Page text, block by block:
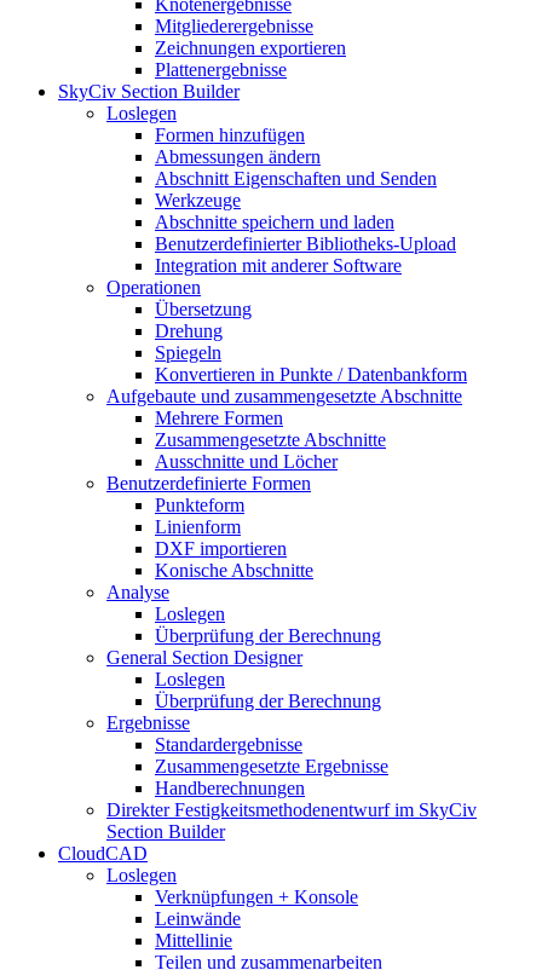
Knotenergebnisse
Mitgliederergebnisse
Zeichnungen exportieren
Plattenergebnisse
SkyCiv Section Builder
Loslegen
Formen hinzufügen
Abmessungen ändern
Abschnitt Eigenschaften und Senden
Werkzeuge
Abschnitte speichern und laden
Benutzerdefinierter Bibliotheks-Upload
Integration mit anderer Software
Operationen
Übersetzung
Drehung
Spiegeln
Konvertieren in Punkte / Datenbankform
Aufgebaute und zusammengesetzte Abschnitte
Mehrere Formen
Zusammengesetzte Abschnitte
Ausschnitte und Löcher
Benutzerdefinierte Formen
Punkteform
Linienform
DXF importieren
Konische Abschnitte
Analyse
Loslegen
Überprüfung der Berechnung
General Section Designer
Loslegen
Überprüfung der Berechnung
Ergebnisse
Standardergebnisse
Zusammengesetzte Ergebnisse
Handberechnungen
Direkter Festigkeitsmethodenentwurf im SkyCiv
Section Builder
CloudCAD
Loslegen
Verknüpfungen + Konsole
Leinwände
Mittellinie
Teilen und zusammenarbeiten